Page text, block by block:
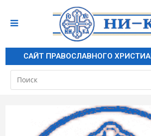
САЙТ ПРАВОСЛАВНОГО